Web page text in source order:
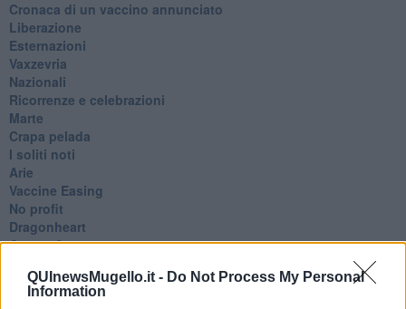
QUInewsMugello.it - Do Not Process My Personal
Information
​Cronaca di un vaccino annunciato
​Liberazione
Esternazioni
Vaxzevria
Nazionali
​Ricorrenze e celebrazioni
Marte
​Crapa pelada
​I soliti noti
Arie
​Vaccine Easing
No profit
Dragonheart
Con-ter?
Coincidenze e crisi
L'amico